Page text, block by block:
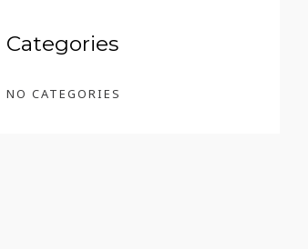
Categories
NO CATEGORIES